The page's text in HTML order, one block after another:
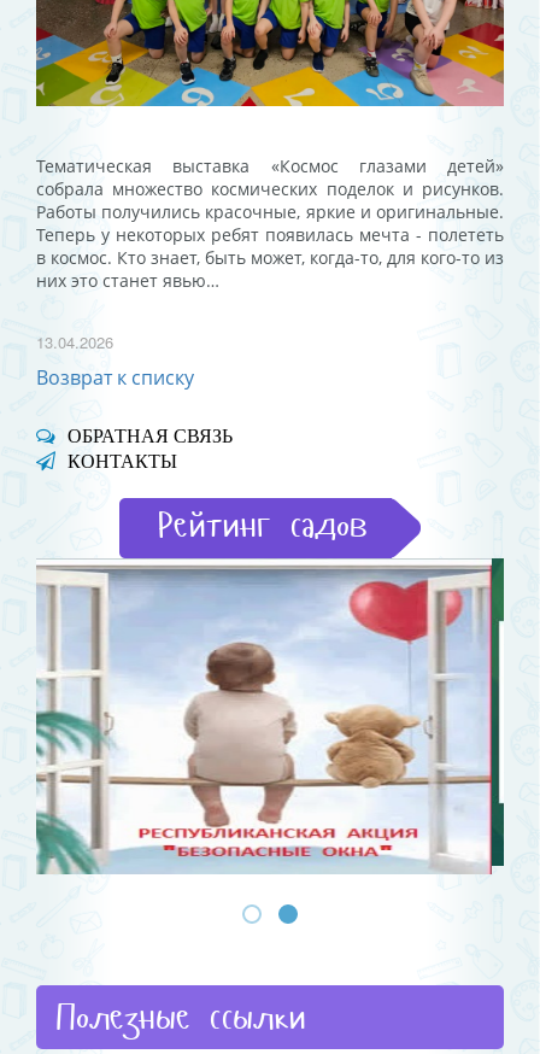
Тематическая выставка «Космос глазами детей»
собрала множество космических поделок и рисунков.
Работы получились красочные, яркие и оригинальные.
Теперь у некоторых ребят появилась мечта - полететь
в космос. Кто знает, быть может, когда-то, для кого-то из
них это станет явью…
13.04.2026
Возврат к списку
ОБРАТНАЯ СВЯЗЬ
КОНТАКТЫ
Рейтинг садов
Полезные ссылки